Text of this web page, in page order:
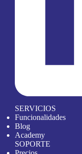
SERVICIOS
Funcionalidades
Blog
Academy
SOPORTE